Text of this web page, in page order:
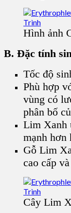
Hình ảnh
B. Đặc tính
Tốc độ
Phù hợp
vùng có
phân bố
Lim Xanh
mạnh hơn
Gỗ Lim
cao cấp
Cây Lim